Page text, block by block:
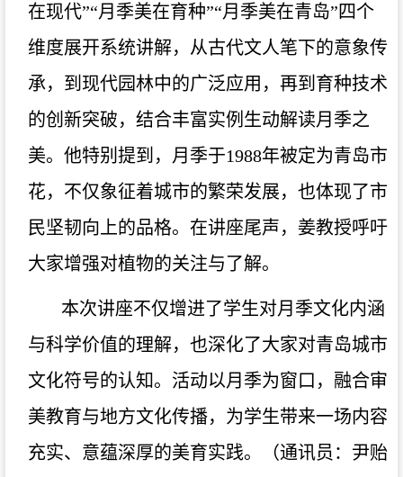
在现代”“月季美在育种”“月季美在青岛”四个
维度展开系统讲解，从古代文人笔下的意象传
承，到现代园林中的广泛应用，再到育种技术
的创新突破，结合丰富实例生动解读月季之
美。他特别提到，月季于1988年被定为青岛市
花，不仅象征着城市的繁荣发展，也体现了市
民坚韧向上的品格。在讲座尾声，姜教授呼吁
大家增强对植物的关注与了解。
本次讲座不仅增进了学生对月季文化内涵
与科学价值的理解，也深化了大家对青岛城市
文化符号的认知。活动以月季为窗口，融合审
美教育与地方文化传播，为学生带来一场内容
充实、意蕴深厚的美育实践。（通讯员： 尹贻